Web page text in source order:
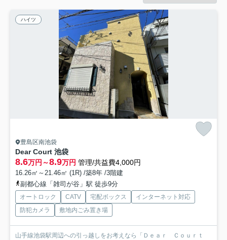
ハイツ
豊島区南池袋
Dear Court 池袋
8.6万円～8.9万円 管理/共益費4,000円
16.26㎡～21.46㎡ (1R) /築8年 /3階建
副都心線「雑司が谷」駅 徒歩9分
オートロック CATV 宅配ボックス
インターネット対応
防犯カメラ
敷地内ごみ置き場
山手線池袋駅周辺への引っ越しをお考えなら「Ｄｅａｒ Ｃｏｕｒｔ